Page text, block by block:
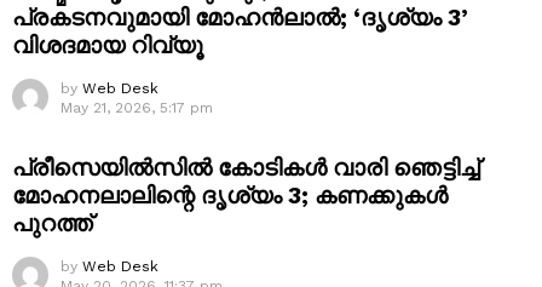
പ്രകടനവുമായി മോഹൻലാൽ; ‘ദൃശ്യം 3’
വിശദമായ റിവ്യൂ
by Web Desk
May 21, 2026, 5:17 pm
പ്രീസെയിൽസിൽ കോടികൾ വാരി ഞെട്ടിച്ച്
മോഹനലാലിന്റെ ദൃശ്യം 3; കണക്കുകൾ
പുറത്ത്
by Web Desk